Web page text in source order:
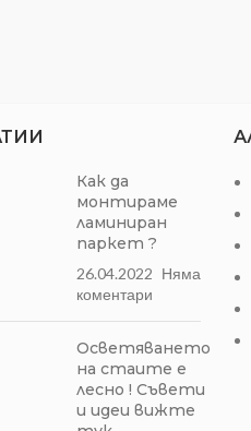
Как да
монтираме
ламиниран
паркет ?
26.04.2022 Няма
коментари
Осветяването
на стаите е
лесно ! Съвети
и идеи вижте